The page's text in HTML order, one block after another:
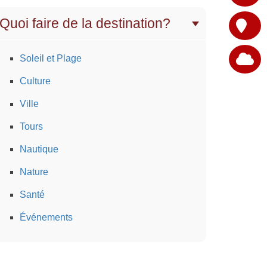
Quoi faire de la destination?
Soleil et Plage
Culture
Ville
Tours
Nautique
Nature
Santé
Événements